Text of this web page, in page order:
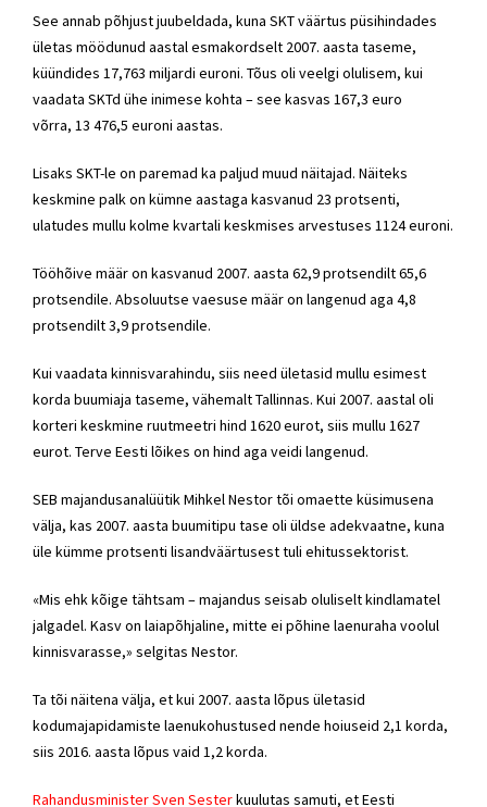
See annab põhjust juubeldada, kuna SKT väärtus püsihindades
ületas möödunud aastal esmakordselt 2007. aasta taseme,
küündides 17,763 miljardi euroni. Tõus oli veelgi olulisem, kui
vaadata SKTd ühe inimese kohta – see kasvas 167,3 euro
võrra, 13 476,5 euroni aastas.
Lisaks SKT-le on paremad ka paljud muud näitajad. Näiteks
keskmine palk on kümne aastaga kasvanud 23 protsenti,
ulatudes mullu kolme kvartali keskmises arvestuses 1124 euroni.
Tööhõive määr on kasvanud 2007. aasta 62,9 protsendilt 65,6
protsendile. Absoluutse vaesuse määr on langenud aga 4,8
protsendilt 3,9 protsendile.
Kui vaadata kinnisvarahindu, siis need ületasid mullu esimest
korda buumiaja taseme, vähemalt Tallinnas. Kui 2007. aastal oli
korteri keskmine ruutmeetri hind 1620 eurot, siis mullu 1627
eurot. Terve Eesti lõikes on hind aga veidi langenud.
SEB majandusanalüütik Mihkel Nestor tõi omaette küsimusena
välja, kas 2007. aasta buumitipu tase oli üldse adekvaatne, kuna
üle kümme protsenti lisandväärtusest tuli ehitussektorist.
«Mis ehk kõige tähtsam – majandus seisab oluliselt kindlamatel
jalgadel. Kasv on laiapõhjaline, mitte ei põhine laenuraha voolul
kinnisvarasse,» selgitas Nestor.
Ta tõi näitena välja, et kui 2007. aasta lõpus ületasid
kodumajapidamiste laenukohustused nende hoiuseid 2,1 korda,
siis 2016. aasta lõpus vaid 1,2 korda.
Rahandusminister Sven Sesterkuulutas samuti, et Eesti